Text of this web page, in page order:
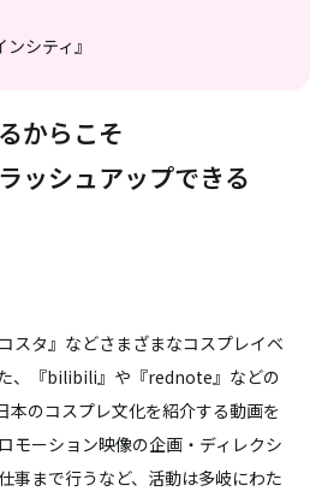
シティ』
からこそ
ッシュアップできる
スタ』などさまざまなコスプレイベ
、『bilibili』や『rednote』などの
本のコスプレ文化を紹介する動画を
モーション映像の企画・ディレクシ
事まで行うなど、活動は多岐にわた